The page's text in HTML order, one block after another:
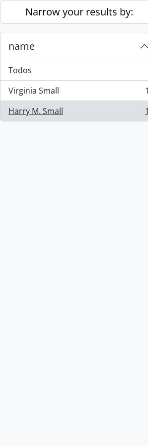
Skip to main content
Narrow your results by:
name
Todos
Virginia Small
, 1 resultados
1
Harry M. Small
, 1 resultados 1